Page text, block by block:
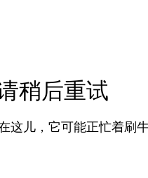
稍后重试
这儿，它可能正忙着刷